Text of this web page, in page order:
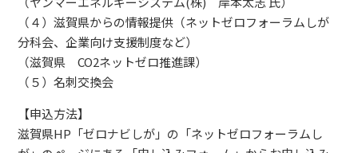
（４）滋賀県からの情報提供（ネットゼロフォーラムしが
分科会、企業向け支援制度など）
（滋賀県 CO2ネットゼロ推進課）
（５）名刺交換会
【申込方法】
滋賀県HP「ゼロナビしが」の「ネットゼロフォーラムし